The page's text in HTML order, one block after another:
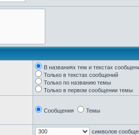
В названиях тем и текстах
Только в текстах сообщений
Только по названию темы
Только в первом сообщении темы
Сообщения Темы
символов